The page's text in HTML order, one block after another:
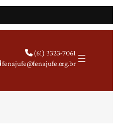
(61) 3323-7061
fenajufe@fenajufe.org.br